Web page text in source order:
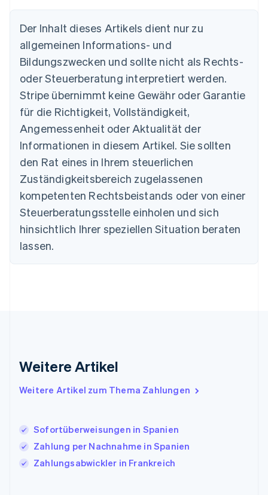
Der Inhalt dieses Artikels dient nur zu
allgemeinen Informations- und
Bildungszwecken und sollte nicht als Rechts-
oder Steuerberatung interpretiert werden.
Stripe übernimmt keine Gewähr oder Garantie
für die Richtigkeit, Vollständigkeit,
Angemessenheit oder Aktualität der
Informationen in diesem Artikel. Sie sollten
den Rat eines in Ihrem steuerlichen
Zuständigkeitsbereich zugelassenen
kompetenten Rechtsbeistands oder von einer
Steuerberatungsstelle einholen und sich
hinsichtlich Ihrer speziellen Situation beraten
lassen.
Weitere Artikel
Weitere Artikel zum Thema Zahlungen
Sofortüberweisungen in Spanien
Zahlung per Nachnahme in Spanien
Zahlungsabwickler in Frankreich
Nederlands Français DeutschEnglish
Brasilien
PortuguêsEnglish
Bulgarien
English
English
Deutschland
English
Estland
English
Festlandchina
Finnland
EnglishSvenska
Frankreich
Français English
Gibraltar
English
English
日本語 English
EnglishFrançais
Lettland
Liechtenstein
DeutschEnglish